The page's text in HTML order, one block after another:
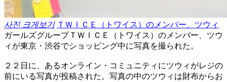
사진 크게보기 ＴＷＩＣＥ（トワイス）のメンバー、ツウィ
ガールズグループＴＷＩＣＥ（トワイス）のメンバー、ツウ
ィが東京・渋谷でショッピング中に写真を撮られた。
２２日に、あるオンライン・コミュニティにツウィがレジの
前にいる写真が投稿された。写真の中のツウィは財布からお